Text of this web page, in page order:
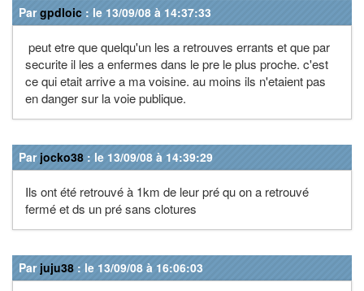
Pargpdloic : le 13/09/08 à 14:37:33
peut etre que quelqu'un les a retrouves errants et que par
securite il les a enfermes dans le pre le plus proche. c'est
ce qui etait arrive a ma voisine. au moins ils n'etaient pas
en danger sur la voie publique.
Par jocko38 : le 13/09/08 à 14:39:29
Ils ont été retrouvé à 1km de leur pré qu on a retrouvé
fermé et ds un pré sans clotures
Par juju38 : le 13/09/08 à 16:06:03